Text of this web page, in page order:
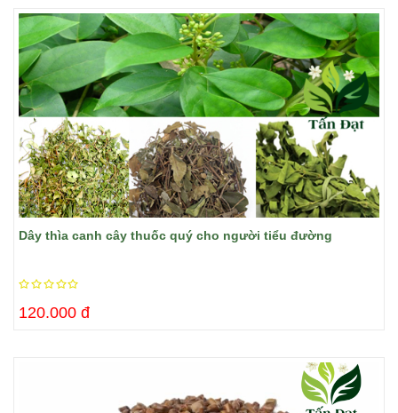
Dây thìa canh cây thuốc quý cho người tiểu đường
120.000 đ